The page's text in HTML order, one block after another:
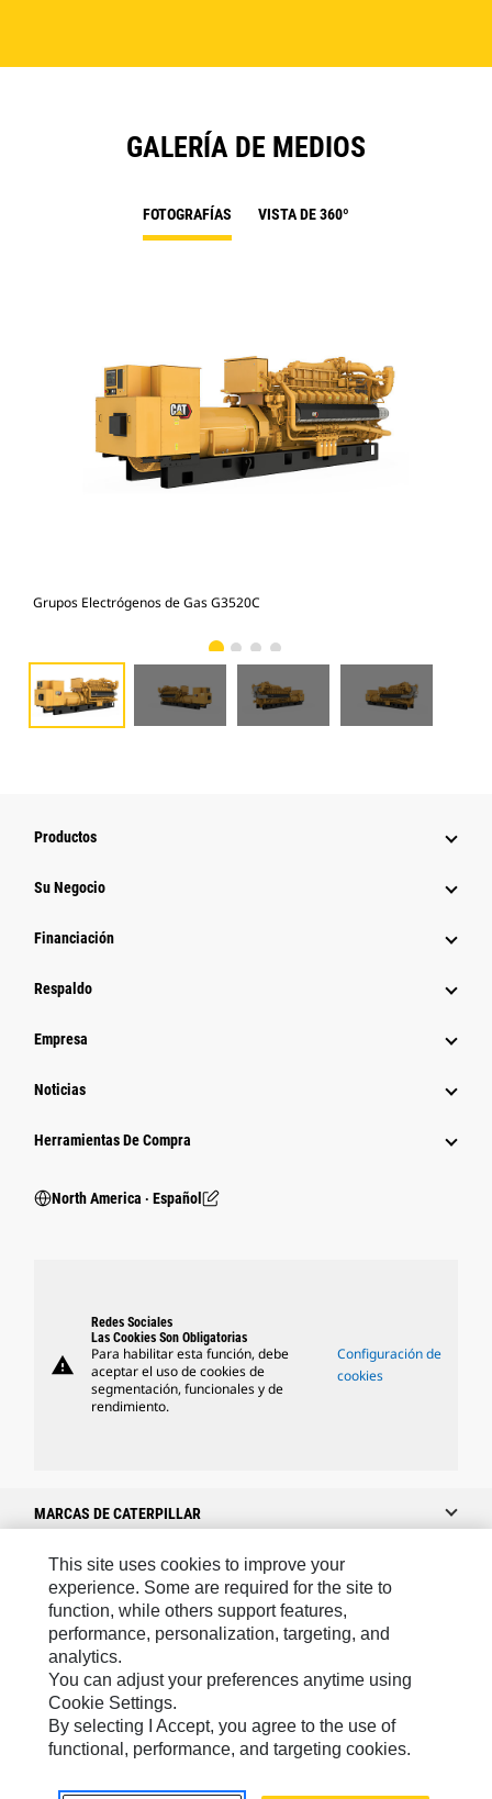
GALERÍA DE MEDIOS
FOTOGRAFÍAS VISTA DE 360º
Grupos Electrógenos de Gas G3520C
Productos
Su Negocio
Financiación
Respaldo
Empresa
Noticias
Herramientas De Compra
North America ‧ Español
warning
Redes Sociales
Las Cookies Son Obligatorias
Para habilitar esta función, debe
aceptar el uso de cookies de
segmentación, funcionales y de
rendimiento.
Configuración de
cookies
MARCAS DE CATERPILLAR
Caterpillar.com
Caterpillar Contacto
Mis Preferencias De Marketing
Site Map
Cookie Settings
This site uses cookies to improve your
experience. Some are required for the site to
function, while others support features,
performance, personalization, targeting, and
analytics.
You can adjust your preferences anytime using
Cookie Settings.
By selecting I Accept, you agree to the use of
functional, performance, and targeting cookies.